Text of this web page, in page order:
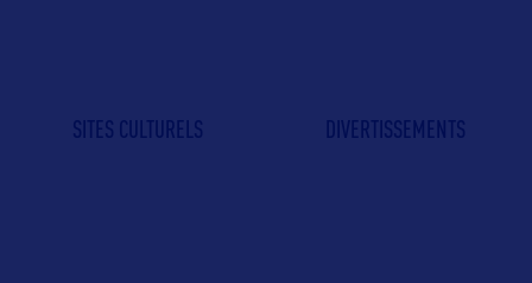
SITES CULTURELS DIVERTISSEMENTS